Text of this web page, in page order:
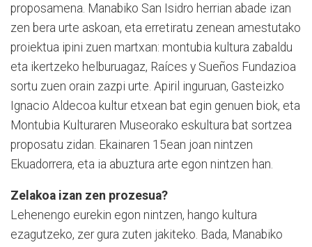
proposamena. Manabiko San Isidro herrian abade izan
zen bera urte askoan, eta erretiratu zenean amestutako
proiektua ipini zuen martxan: montubia kultura zabaldu
eta ikertzeko helburuagaz, Raíces y Sueños Fundazioa
sortu zuen orain zazpi urte. Apiril inguruan, Gasteizko
Ignacio Aldecoa kultur etxean bat egin genuen biok, eta
Montubia Kulturaren Museorako eskultura bat sortzea
proposatu zidan. Ekainaren 15ean joan nintzen
Ekuadorrera, eta ia abuztura arte egon nintzen han.
Zelakoa izan zen prozesua?
Lehenengo eurekin egon nintzen, hango kultura
ezagutzeko, zer gura zuten jakiteko. Bada, Manabiko